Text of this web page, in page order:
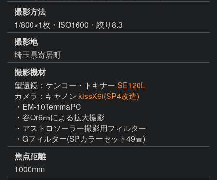
撮影方法
1/800×1枚・ISO1600・絞り8.3
撮影地
埼玉県寄居町
撮影機材
望遠鏡：ケンコー・トキナー SE120L
カメラ：キヤノン kissX6i(SP4改造)
・EM-10TemmaPC
・谷Or6㎜による拡大撮影
・アストロソーラー撮影用フィルター
・Gフィルター(SPカラーセット49㎜)
焦点距離
1000mm